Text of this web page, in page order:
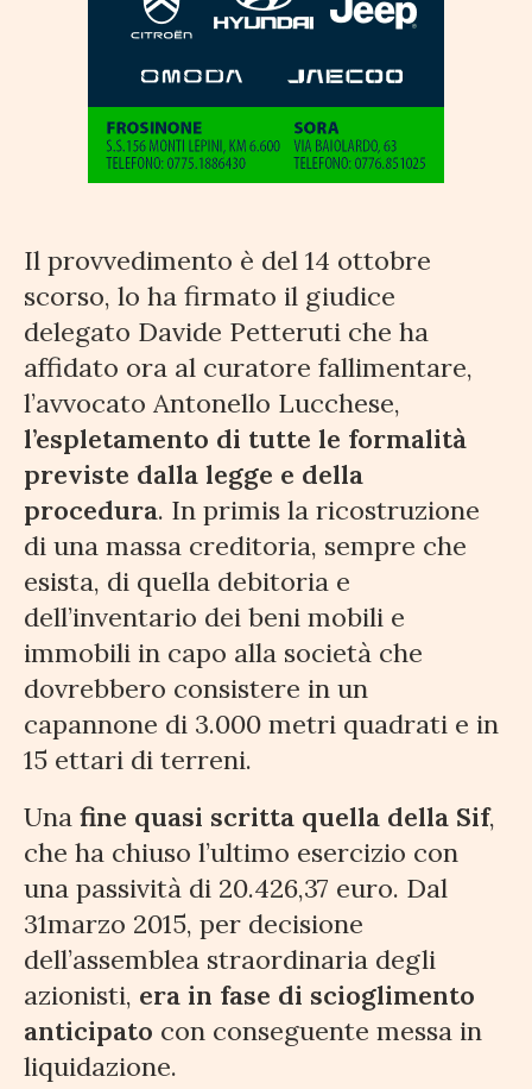
Il provvedimento è del 14 ottobre
scorso, lo ha firmato il giudice
delegato Davide Petteruti che ha
affidato ora al curatore fallimentare,
l’avvocato Antonello Lucchese,
l’espletamento di tutte le formalità
previste dalla legge e della
procedura. In primis la ricostruzione
di una massa creditoria, sempre che
esista, di quella debitoria e
dell’inventario dei beni mobili e
immobili in capo alla società che
dovrebbero consistere in un
capannone di 3.000 metri quadrati e in
15 ettari di terreni.
Una fine quasi scritta quella della Sif,
che ha chiuso l’ultimo esercizio con
una passività di 20.426,37 euro. Dal
31marzo 2015, per decisione
dell’assemblea straordinaria degli
azionisti, era in fase di scioglimento
anticipato con conseguente messa in
liquidazione.